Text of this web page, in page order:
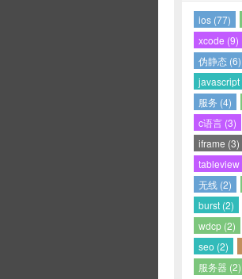
ios (77)
xcode (9)
伪静态 (6)
javascript
服务 (4)
c语言 (3)
iframe (3)
tableview
无线 (2)
burst (2)
wdcp (2)
seo (2)
服务器 (2)